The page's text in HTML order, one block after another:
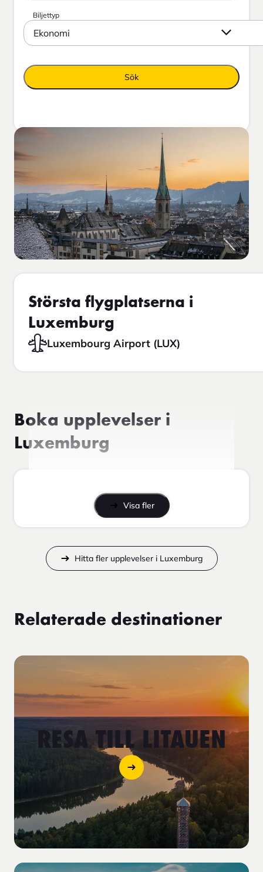
Biljettyp
Ekonomi
Sök
Största flygplatserna i
Luxemburg
Luxembourg Airport (LUX)
Boka upplevelser i
Luxemburg
Visa fler
Hitta fler upplevelser i Luxemburg
Relaterade destinationer
RESA TILL LITAUEN